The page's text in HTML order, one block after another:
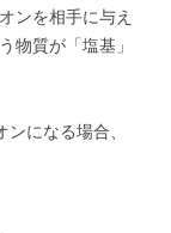
ンを相手に与え
物質が「塩基」
になる場合、